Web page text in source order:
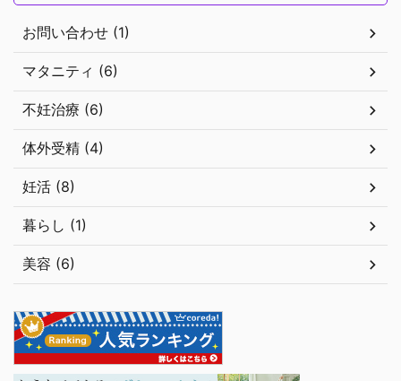
お問い合わせ (1)
マタニティ (6)
不妊治療 (6)
体外受精 (4)
妊活 (8)
暮らし (1)
美容 (6)